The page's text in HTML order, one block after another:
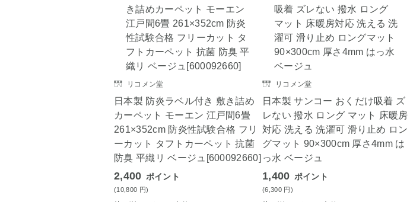
リコメン堂
日本製 防炎ラベル付き 敷き詰め
カーペット モーエン 江戸間6畳
261×352cm 防炎性試験合格 フリ
ーカット タフトカーペット 抗菌
防臭 平織リ ベージュ[600092660]
2,400 ポイント
(10,800 円)
リコメン堂
日本製 サンコー おくだけ吸着 ズ
レない 撥水 ロング マット 床暖房
対応 洗える 洗濯可 滑り止め ロン
グマット 90×300cm 厚さ4mm は
っ水 ベージュ
1,400 ポイント
(6,300 円)